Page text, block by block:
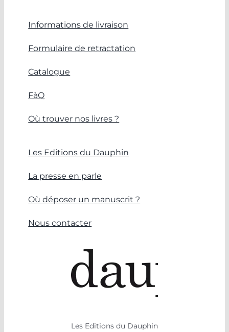
Informations de livraison
Formulaire de retractation
Catalogue
FàQ
Où trouver nos livres ?
Les Editions du Dauphin
La presse en parle
Où déposer un manuscrit ?
Nous contacter
Les Editions du Dauphin